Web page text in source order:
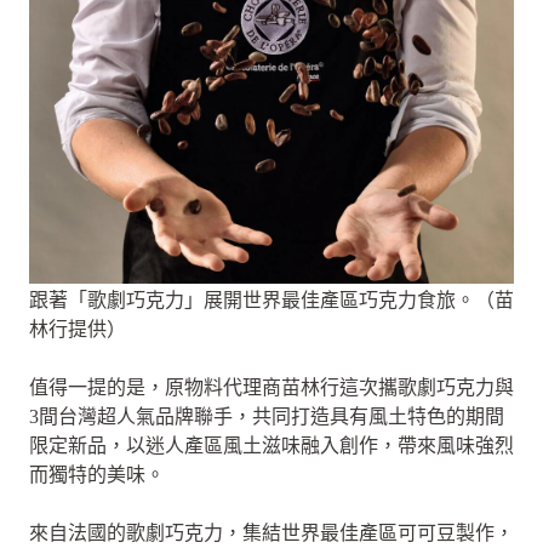
跟著「歌劇巧克力」展開世界最佳產區巧克力食旅。（苗
林行提供）
值得一提的是，原物料代理商苗林行這次攜歌劇巧克力與
3間台灣超人氣品牌聯手，共同打造具有風土特色的期間
限定新品，以迷人產區風土滋味融入創作，帶來風味強烈
而獨特的美味。
來自法國的歌劇巧克力，集結世界最佳產區可可豆製作，